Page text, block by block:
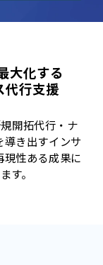
大化する
代行支援
開拓代行・ナ
導き出すインサ
現性ある成果に
す。